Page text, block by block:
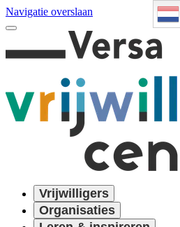
Navigatie overslaan
Vrijwilligers
Organisaties